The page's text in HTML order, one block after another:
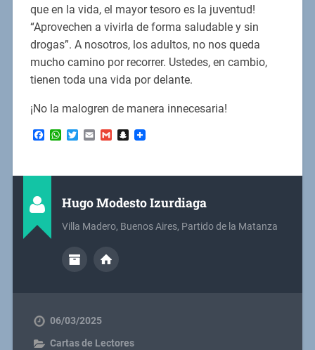
que en la vida, el mayor tesoro es la juventud!
“Aprovechen a vivirla de forma saludable y sin
drogas”. A nosotros, los adultos, no nos queda
mucho camino por recorrer. Ustedes, en cambio,
tienen toda una vida por delante.
¡No la malogren de manera innecesaria!
Facebook
WhatsApp
TwitterEmailGmailSnapchat
Hugo Modesto Izurdiaga
Villa Madero, Buenos Aires, Partido de la Matanza
06/03/2025
Cartas de Lectores